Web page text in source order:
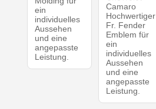
ein
individuelles
Aussehen
und eine
angepasste
Leistung.
Camaro
Hochwertiger
Fr. Fender
Emblem für
ein
individuelles
Aussehen
und eine
angepasste
Leistung.